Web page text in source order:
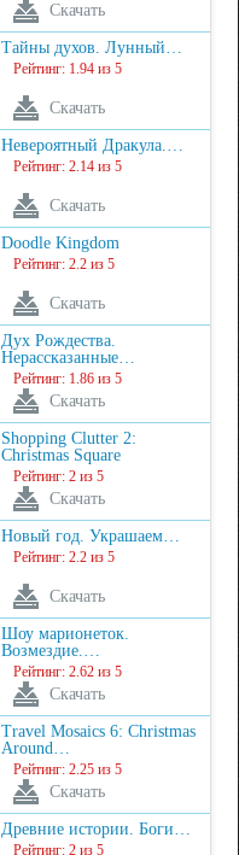
Скачать
Тайны духов. Лунный…
Рейтинг: 1.94 из 5
Скачать
Невероятный Дракула.…
Рейтинг: 2.14 из 5
Скачать
Doodle Kingdom
Рейтинг: 2.2 из 5
Скачать
Дух Рождества.
Нерассказанные…
Рейтинг: 1.86 из 5
Скачать
Shopping Clutter 2:
Christmas Square
Рейтинг: 2 из 5
Скачать
Новый год. Украшаем…
Рейтинг: 2.2 из 5
Скачать
Шоу марионеток.
Возмездие.…
Рейтинг: 2.62 из 5
Скачать
Travel Mosaics 6: Christmas
Around…
Рейтинг: 2.25 из 5
Скачать
Древние истории. Боги…
Рейтинг: 2 из 5